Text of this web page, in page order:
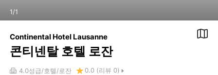
1/1
Continental Hotel Lausanne
콘티넨탈 호텔 로잔
4.0성급 호텔 로잔 0.0 (리뷰 0)